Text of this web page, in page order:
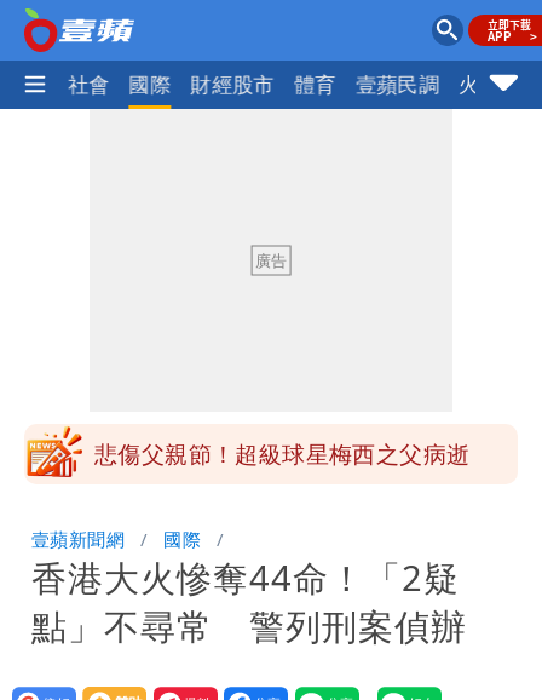
政治 社會 國際 財經股市 體育 壹蘋民調 火線話
悲傷父親節！超級球星梅西之父病逝
雨這時才變小
悲傷父親節！超級球星梅西之父病逝
壹蘋新聞網 國際
香港大火慘奪44命！「2疑
點」不尋常 警列刑案偵辦